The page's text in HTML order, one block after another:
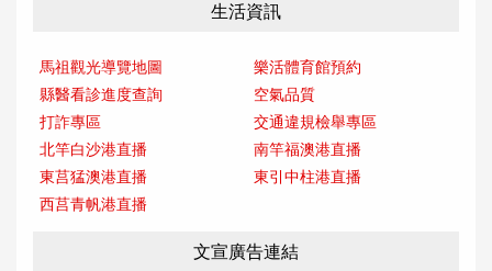
生活資訊
馬祖觀光導覽地圖
樂活體育館預約
縣醫看診進度查詢
空氣品質
打詐專區
交通違規檢舉專區
北竿白沙港直播
南竿福澳港直播
東莒猛澳港直播
東引中柱港直播
西莒青帆港直播
文宣廣告連結